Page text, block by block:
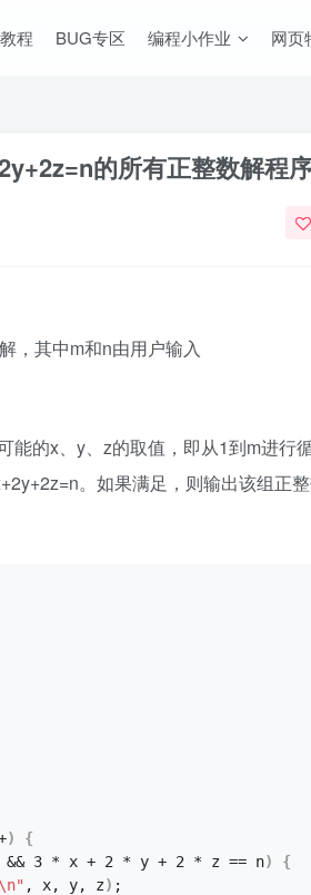
程 BUG专区 编程小作业 网页
的所有正整数解程
，其中m和n由用户输入
的x、y、z的取值，即从1到m进行
。如果满足，则输出该组正整
)
{
&& 3 * x + 2 * y + 2 * z == n)
{
, x, y, z) ;